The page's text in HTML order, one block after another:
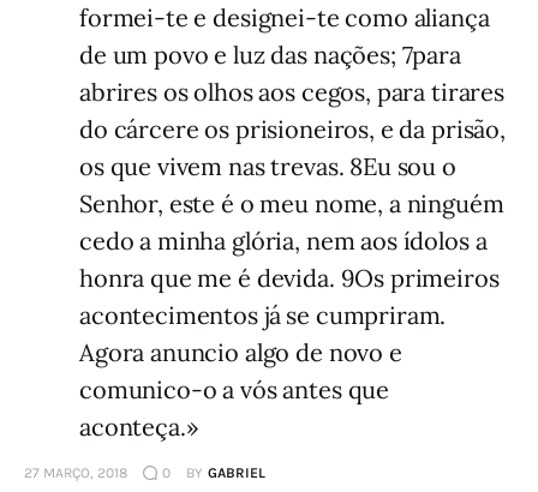
formei-te e designei-te como aliança
de um povo e luz das nações; 7para
abrires os olhos aos cegos, para tirares
do cárcere os prisioneiros, e da prisão,
os que vivem nas trevas. 8Eu sou o
Senhor, este é o meu nome, a ninguém
cedo a minha glória, nem aos ídolos a
honra que me é devida. 9Os primeiros
acontecimentos já se cumpriram.
Agora anuncio algo de novo e
comunico-o a vós antes que
aconteça.»
27 MARÇO, 2018 0 BY GABRIEL